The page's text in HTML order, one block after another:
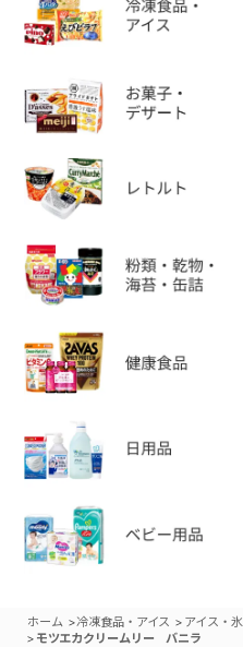
ホーム >冷凍食品・アイス > アイス・氷
> モツエカクリームリー バニラ